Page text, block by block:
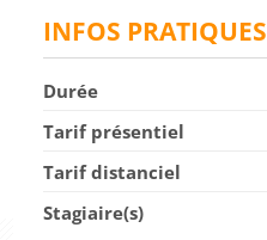
INFOS PRATIQUES
Durée
Tarif présentiel
Tarif distanciel
Stagiaire(s)